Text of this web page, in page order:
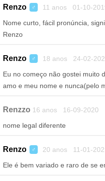
Renzo ♂ 11 anos 01-10-
Nome curto, fácil pronúncia,
Renzo
Renzo ♂ 18 anos 24-02-
Eu no começo não gostei muito
amo e meu nome e nunca(pelo
Renzzo 16 anos 16-09-2020
nome legal diferente
Renzo ♂ 20 anos 11-01-
Ele é bem variado e raro de se